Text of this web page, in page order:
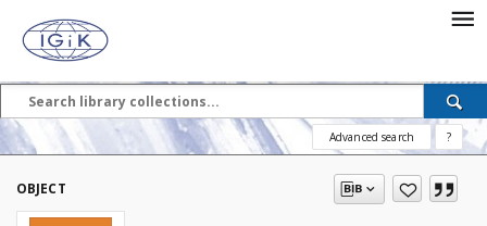
Advanced search ?
OBJECT